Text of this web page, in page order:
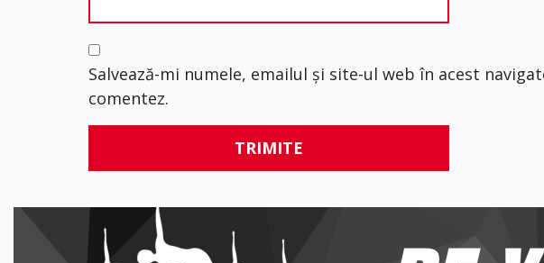
Salvează-mi numele, emailul și site-ul web în acest
comentez.